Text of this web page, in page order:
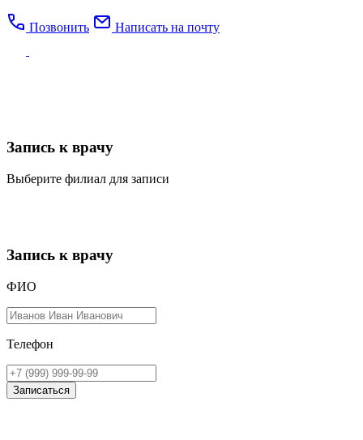
Позвонить Написать на почту
Запись к врачу
Выберите филиал для записи
Запись к врачу
ФИО
Телефон
Записаться